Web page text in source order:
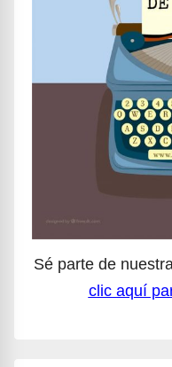
Sé parte de
clic aquí